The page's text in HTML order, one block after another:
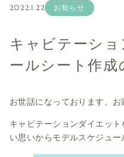
2022.1.22 お知らせ
キャビテーショ
ールシート作成
お世話になっております。お
キャビテーションダイエッ
い思いからモデルスケジュー